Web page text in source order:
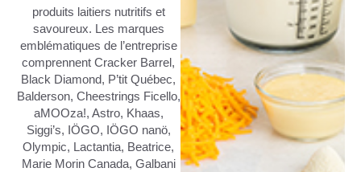
produits laitiers nutritifs et
savoureux. Les marques
emblématiques de l’entreprise
comprennent Cracker Barrel,
Black Diamond, P’tit Québec,
Balderson, Cheestrings Ficello,
aMOOza!, Astro, Khaas,
Siggi’s, IÖGO, IÖGO nanö,
Olympic, Lactantia, Beatrice,
Marie Morin Canada, Galbani